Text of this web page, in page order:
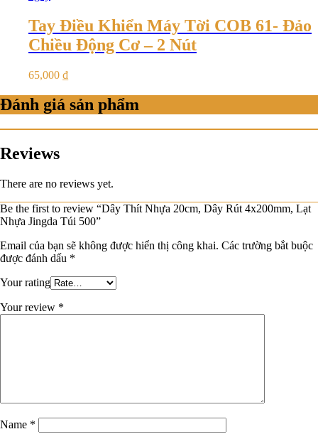
Tay Điều Khiển Máy Tời COB 61- Đảo
Chiều Động Cơ – 2 Nút
65,000 ₫
Đánh giá sản phẩm
Reviews
There are no reviews yet.
Be the first to review “Dây Thít Nhựa 20cm, Dây Rút 4x200mm, Lạt
Nhựa Jingda Túi 500”
Email của bạn sẽ không được hiển thị công khai. Các trường bắt buộc
được đánh dấu *
Your rating
Your review *
Name *